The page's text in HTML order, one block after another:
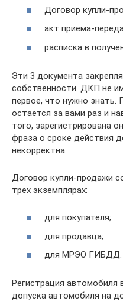
Договор купли-
акт приема-
расписка в
Эти 3 документа
собственности. ДКП не
первое, что нужно знать.
остается за вами раз и
того, зарегистрирована
фраза о сроке действия
некорректна.
Договор купли-продажи
трех экземплярах:
для покупателя;
для продавца;
для МРЭО ГИБДД.
Регистрация автомобиля
допуска автомобиля на